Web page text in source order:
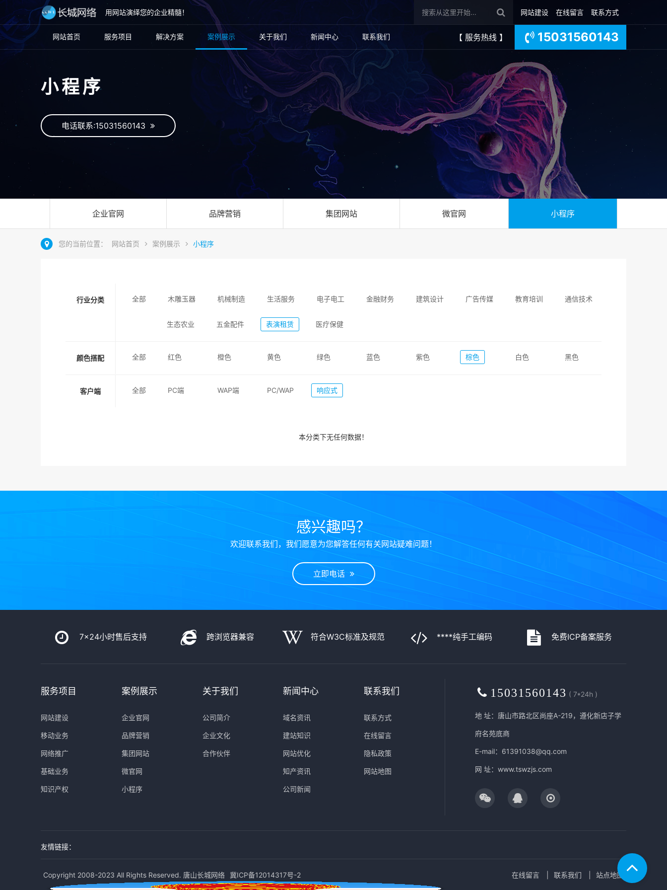
用网站演绎您的企业精髓！ 网站建设 在线留言 联系方式
网站首页 服务项目 解决方案 案例展示 关于我们 新闻中心 联系我们 【 服务热线 】 15031560143
小程序
电话联系:15031560143
企业官网 品牌营销 集团网站 微官网 小程序
您的当前位置： 网站首页 案例展示 小程序
行业分类 全部 木雕玉器 机械制造 生活服务 电子电工 金融财务 建筑设计 广告传媒 教育培训 通信技术
生态农业 五金配件 表演租赁 医疗保健
颜色搭配 全部 红色 橙色 黄色 绿色 蓝色 紫色 棕色 白色 黑色
客户端 全部 PC端 WAP端 PC/WAP 响应式
本分类下无任何数据！
感兴趣吗？
欢迎联系我们，我们愿意为您解答任何有关网站疑难问题！
立即电话
7x24小时售后支持 跨浏览器兼容 符合W3C标准及规范 ****纯手工编码 免费ICP备案服务
服务项目
网站建设
移动业务
网络推广
基础业务
知识产权
案例展示
企业官网
品牌营销
集团网站
微官网
小程序
关于我们
公司简介
企业文化
合作伙伴
新闻中心
域名资讯
建站知识
网站优化
知产资讯
公司新闻
联系我们
联系方式
在线留言
隐私政策
网站地图
15031560143 ( 7*24h )
地 址：唐山市路北区尚座A-219，遵化新店子学
府名苑底商
E-mail：61391038@qq.com
网 址：www.tswzjs.com
友情链接：
Copyright 2008-2023 All Rights Reserved. 唐山长城网络 冀ICP备12014317号-2 在线留言 联系我们 站点地图
您身边的【网站建设专家】
搜索千万次不如咨询1次
15031560143